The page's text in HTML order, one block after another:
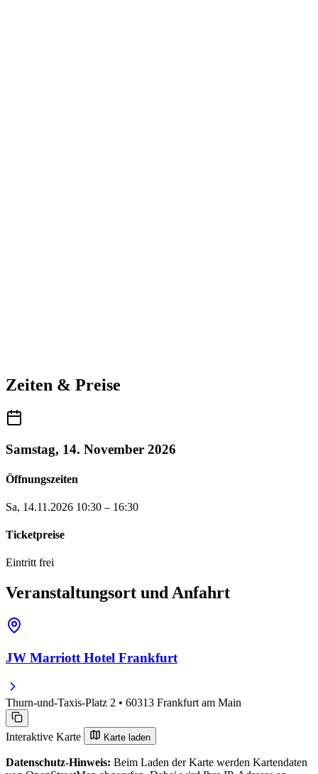
Zeiten & Preise
Samstag, 14. November 2026
Öffnungszeiten
Sa, 14.11.2026 10:30 – 16:30
Ticketpreise
Eintritt frei
Veranstaltungsort und Anfahrt
JW Marriott Hotel Frankfurt
Thurn-und-Taxis-Platz 2 • 60313 Frankfurt am Main
Interaktive Karte Karte laden
Datenschutz-Hinweis: Beim Laden der Karte werden Kartendaten